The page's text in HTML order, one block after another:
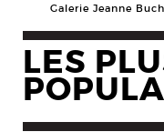
Galerie Jeanne
LES